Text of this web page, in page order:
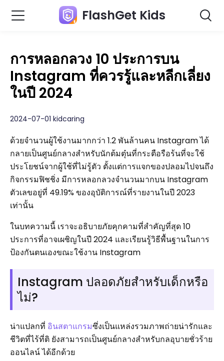
FlashGet Kids
การหลอกลวง 10 ประการบน
Instagram ที่ควรรู้และหลีกเลี่ยง
ในปี 2024
2024-07-01 kidcaring
ด้วยจำนวนผู้ใช้งานมากกว่า 1.2 พันล้านคน Instagram ได้
กลายเป็นศูนย์กลางสำหรับนักต้มตุ๋นที่กระตือรือร้นที่จะใช้
ประโยชน์จากผู้ใช้ที่ไม่รู้ตัว ตั้งแต่การแจกของปลอมไปจนถึง
กิจกรรมฟิชชิ่ง มีการหลอกลวงจำนวนมากบน Instagram
ตัวเลขอยู่ที่ 49.19% ของอุบัติการณ์ที่รายงานในปี 2023
เท่านั้น
ในบทความนี้ เราจะอธิบายภัยคุกคามที่สำคัญที่สุด 10
ประการที่อาจเผชิญในปี 2024 และเรียนรู้วิธีพื้นฐานในการ
ป้องกันตนเองขณะใช้งาน Instagram
Instagram ปลอดภัยสำหรับเด็กหรือ
ไม่?
น่าแปลกที่ อินสตาแกรมซึ่งเป็นแหล่งรวมภาพถ่ายน่ารักและ
ชีวิตที่ไร้ที่ติ ยังสามารถเป็นศูนย์กลางสำหรับกลอุบายชั่วร้าย
ออนไลน์ ได้อีกด้วย